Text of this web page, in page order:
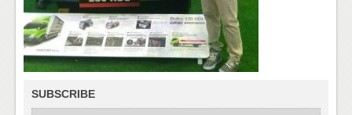
SUBSCRIBE